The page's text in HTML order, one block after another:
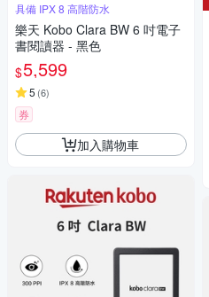
具備 IPX 8 高階防水
樂天 Kobo Clara BW 6 吋電子
書閱讀器 - 黑色
$5,599
5 (6)
券
加入購物車